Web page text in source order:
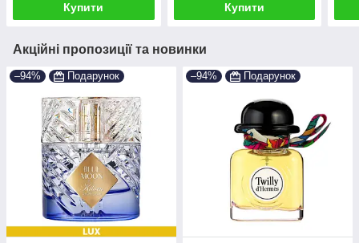
Купити Купити
Акційні пропозиції та новинки
–94% Подарунок –94% Подарунок